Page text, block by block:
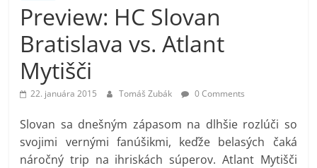
Preview: HC Slovan
Bratislava vs. Atlant
Mytišči
22. januára 2015 Tomáš Zubák 0 Comments
Slovan sa dnešným zápasom na dlhšie rozlúči so
svojimi vernými fanúšikmi, keďže belasých čaká
náročný trip na ihriskách súperov. Atlant Mytišči